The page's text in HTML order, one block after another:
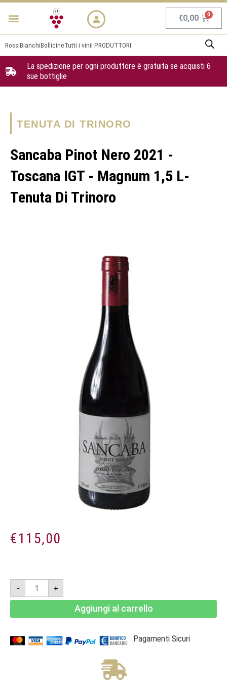
Vai
Menu €0,00
RossiBianchiBollicineTutti i viniI PRODUTTORI
La spedizione per ogni produttore è gratuita se acquisti 6
sue bottiglie
TENUTA DI TRINORO
Sancaba Pinot Nero 2021 -
Toscana IGT - Magnum 1,5 L-
Tenuta Di Trinoro
€115,00
-
Sancaba
Pinot
Nero
2021
Magnum
1,5
L-
+
Aggiungi al carrello
Pagamenti Sicuri